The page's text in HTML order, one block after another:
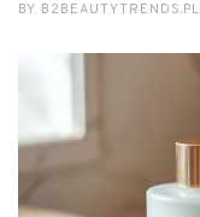
BY B2BEAUTYTRENDS.PL